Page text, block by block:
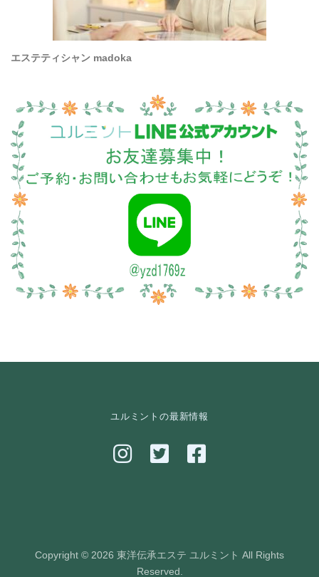
エステティシャン madoka
ユルミントの最新情報
Copyright © 2026 東洋伝承エステ ユルミント All Rights
Reserved.